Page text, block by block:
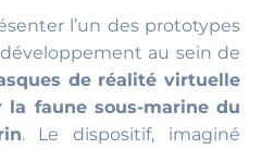
l’un des prototypes
au sein de
de réalité virtuelle
la faune sous-marine du
. Le dispositif, imaginé